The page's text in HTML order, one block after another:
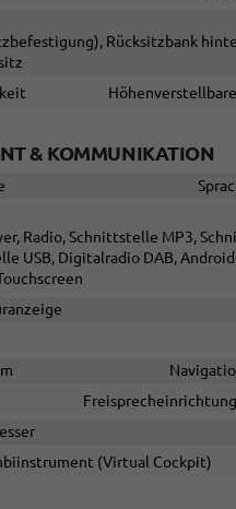
Rücksitzbank
& KOMMUNIKATION
Radio, Schnittstelle MP3,
USB, Digitalradio DAB,
(Virtual Cockpit)